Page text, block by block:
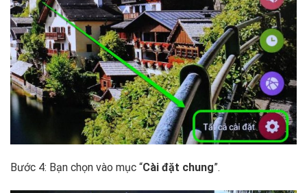
Bước 4: Bạn chọn vào mục “Cài đặt chung”.